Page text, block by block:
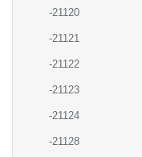
-21120
-21121
-21122
-21123
-21124
-21128